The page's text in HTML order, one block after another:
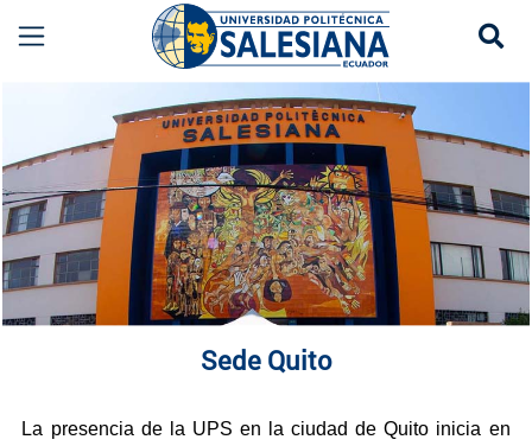
Sede Quito | Universidad Politécnica Salesiana
Sede Quito
La presencia de la UPS en la ciudad de Quito inicia en